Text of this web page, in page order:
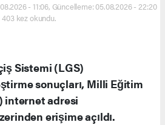
- 11:06, Güncelleme: 05.08.2026 - 22:20
403 kez okundu.
Sistemi (LGS)
sonuçları, Milli Eğitim
internet adresi
erişime açıldı.